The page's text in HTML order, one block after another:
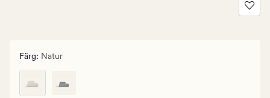
Färg: Natur